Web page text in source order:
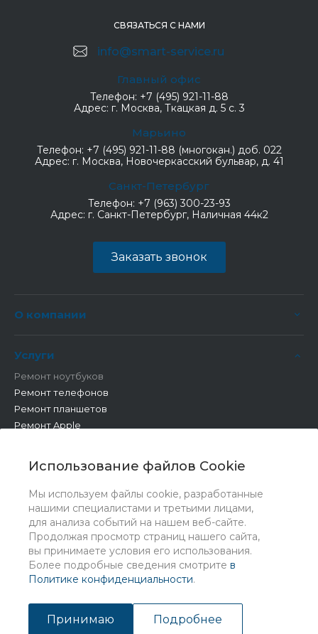
Использование файлов Cookie
Мы используем файлы cookie, разработанные
нашими специалистами и третьими лицами,
для анализа событий на нашем веб-сайте.
Продолжая просмотр страниц нашего сайта,
вы принимаете условия его использования.
Более подробные сведения смотрите в
Политике конфиденциальности.
Принимаю Подробнее
СВЯЗАТЬСЯ С НАМИ
info@smart-service.ru
Главный офис
Телефон: +7 (495) 921-11-88
Адрес: г. Москва, Ткацкая д. 5 с. 3
Марьино
Телефон: +7 (495) 921-11-88 (многокан.) доб. 022
Адрес: г. Москва, Новочеркасский бульвар, д. 41
Санкт-Петербург
Телефон: +7 (963) 300-23-93
Адрес: г. Санкт-Петербург, Наличная 44к2
Заказать звонок
О компании
Услуги
Ремонт ноутбуков
Ремонт телефонов
Ремонт планшетов
Ремонт Apple